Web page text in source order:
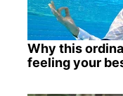
Why this
feeling your